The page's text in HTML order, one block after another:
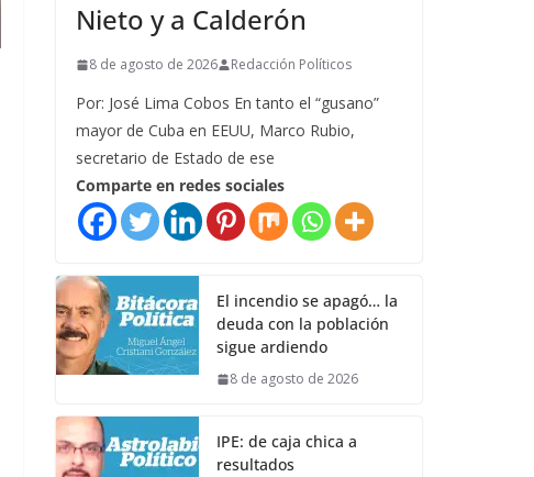
Nieto y a Calderón
8 de agosto de 2026 Redacción Políticos
Por: José Lima Cobos En tanto el “gusano”
mayor de Cuba en EEUU, Marco Rubio,
secretario de Estado de ese
Comparte en redes sociales
El incendio se apagó… la
deuda con la población
sigue ardiendo
8 de agosto de 2026
IPE: de caja chica a
resultados